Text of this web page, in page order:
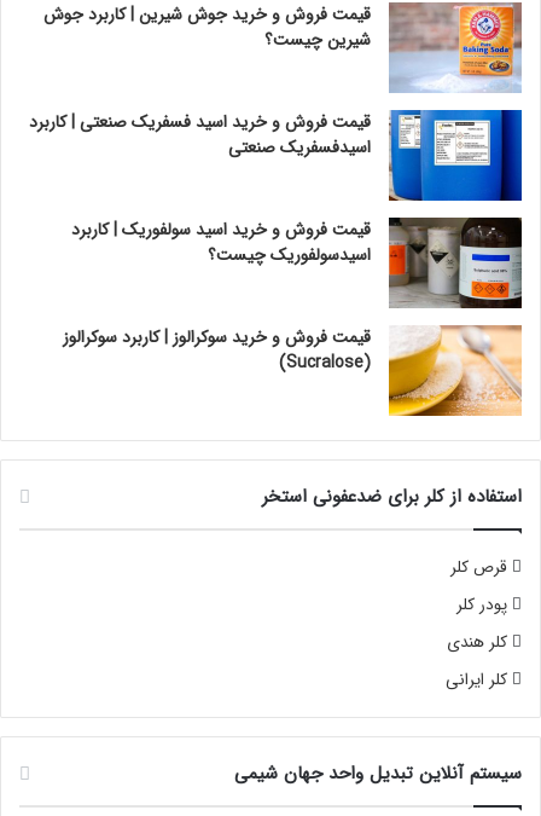
قیمت فروش و خرید جوش شیرین | کاربرد جوش
شیرین چیست؟
قیمت فروش و خرید اسید فسفریک صنعتی | کاربرد
اسیدفسفریک صنعتی
قیمت فروش و خرید اسید سولفوریک | کاربرد
اسیدسولفوریک چیست؟
قیمت فروش و خرید سوکرالوز | کاربرد سوکرالوز
(Sucralose)
استفاده از کلر برای ضدعفونی استخر
قرص کلر
پودر کلر
کلر هندی
کلر ایرانی
سیستم آنلاین تبدیل واحد جهان شیمی